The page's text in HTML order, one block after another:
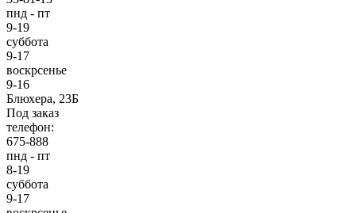
пнд - пт
9-19
суббота
9-17
воскрсенье
9-16
Блюхера, 23Б
Под заказ
телефон:
675-888
пнд - пт
8-19
суббота
9-17